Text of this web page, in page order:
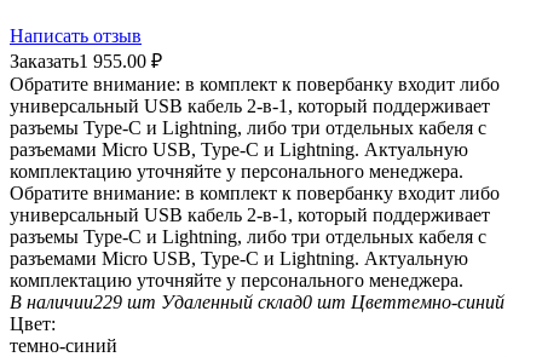
Написать отзыв
Заказать1 955.00 ₽
Обратите внимание: в комплект к повербанку входит либо
универсальный USB кабель 2-в-1, который поддерживает
разъемы Type-C и Lightning, либо три отдельных кабеля с
разъемами Micro USB, Type-C и Lightning. Актуальную
комплектацию уточняйте у персонального менеджера.
Обратите внимание: в комплект к повербанку входит либо
универсальный USB кабель 2-в-1, который поддерживает
разъемы Type-C и Lightning, либо три отдельных кабеля с
разъемами Micro USB, Type-C и Lightning. Актуальную
комплектацию уточняйте у персонального менеджера.
В наличии229 шт Удаленный склад0 шт Цветтемно-синий
Цвет:
темно-синий